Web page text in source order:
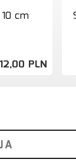
cm
12,00 PLN